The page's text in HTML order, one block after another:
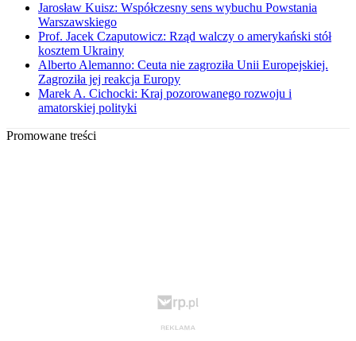
Jarosław Kuisz: Współczesny sens wybuchu Powstania
Warszawskiego
Prof. Jacek Czaputowicz: Rząd walczy o amerykański stół
kosztem Ukrainy
Alberto Alemanno: Ceuta nie zagroziła Unii Europejskiej.
Zagroziła jej reakcja Europy
Marek A. Cichocki: Kraj pozorowanego rozwoju i
amatorskiej polityki
Promowane treści